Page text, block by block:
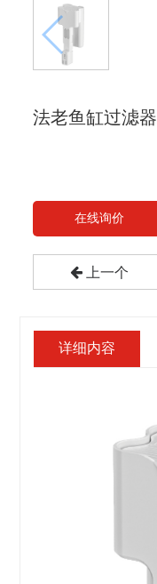
法老鱼缸过滤器
在线询价
上一个
详细内容